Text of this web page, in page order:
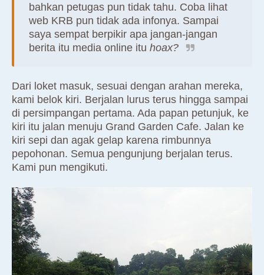
bahkan petugas pun tidak tahu. Coba lihat
web KRB pun tidak ada infonya. Sampai
saya sempat berpikir apa jangan-jangan
berita itu media online itu hoax?
Dari loket masuk, sesuai dengan arahan mereka,
kami belok kiri. Berjalan lurus terus hingga sampai
di persimpangan pertama. Ada papan petunjuk, ke
kiri itu jalan menuju Grand Garden Cafe. Jalan ke
kiri sepi dan agak gelap karena rimbunnya
pepohonan. Semua pengunjung berjalan terus.
Kami pun mengikuti.